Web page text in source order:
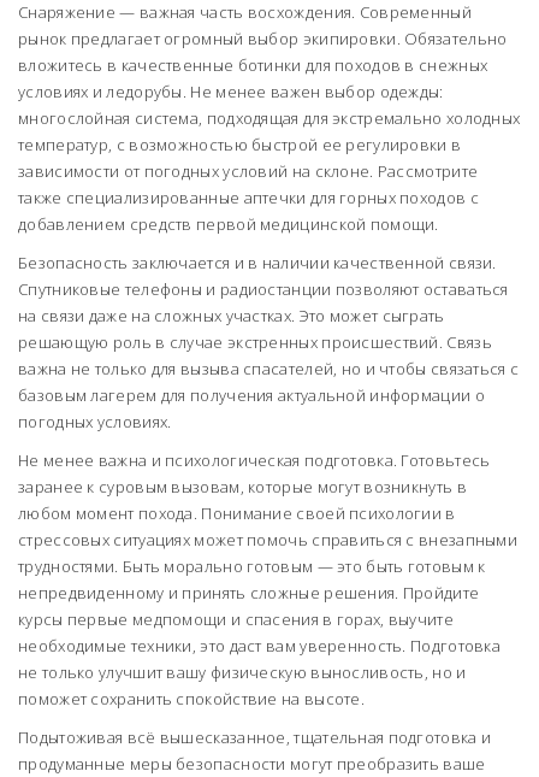
Снаряжение — важная часть восхождения. Современный
рынок предлагает огромный выбор экипировки. Обязательно
вложитесь в качественные ботинки для походов в снежных
условиях и ледорубы. Не менее важен выбор одежды:
многослойная система, подходящая для экстремально холодных
температур, с возможностью быстрой ее регулировки в
зависимости от погодных условий на склоне. Рассмотрите
также специализированные аптечки для горных походов с
добавлением средств первой медицинской помощи.
Безопасность заключается и в наличии качественной связи.
Спутниковые телефоны и радиостанции позволяют оставаться
на связи даже на сложных участках. Это может сыграть
решающую роль в случае экстренных происшествий. Связь
важна не только для вызыва спасателей, но и чтобы связаться с
базовым лагерем для получения актуальной информации о
погодных условиях.
Не менее важна и психологическая подготовка. Готовьтесь
заранее к суровым вызовам, которые могут возникнуть в
любом момент похода. Понимание своей психологии в
стрессовых ситуациях может помочь справиться с внезапными
трудностями. Быть морально готовым — это быть готовым к
непредвиденному и принять сложные решения. Пройдите
курсы первые медпомощи и спасения в горах, выучите
необходимые техники, это даст вам уверенность. Подготовка
не только улучшит вашу физическую выносливость, но и
поможет сохранить спокойствие на высоте.
Подытоживая всё вышесказанное, тщательная подготовка и
продуманные меры безопасности могут преобразить ваше